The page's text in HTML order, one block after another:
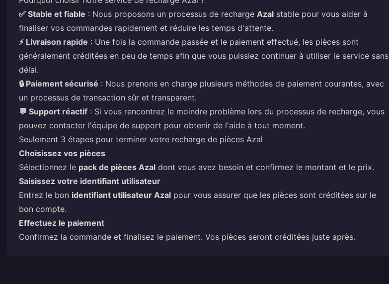
✅ Stable et fiable : Nous proposons un processus de recharge Azal stable pour vous aider à
finaliser vos commandes rapidement et réduire les temps d'attente.
⚡ Livraison rapide : Une fois la commande passée et le paiement effectué, les pièces sont
généralement créditées en peu de temps afin que vous puissiez continuer à utiliser le service sans
délai.
🔒 Paiement sécurisé : Nous prenons en charge plusieurs méthodes de paiement courantes, avec
un processus de transaction sûr et transparent.
💬 Support réactif : Si vous rencontrez le moindre problème lors du processus de recharge, vous
pouvez contacter l'équipe de support pour obtenir de l'aide à tout moment.
Seulement 3 étapes pour terminer votre recharge de pièces Azal
Choisissez vos pièces
Sélectionnez le pack de pièces Azal dont vous avez besoin et confirmez le montant et le prix.
Saisissez votre identifiant utilisateur
Entrez le bon identifiant utilisateur Azal pour vous assurer que les pièces sont créditées sur le
bon compte.
Effectuez le paiement
Confirmez la commande et finalisez le paiement. Vos pièces seront créditées juste après.